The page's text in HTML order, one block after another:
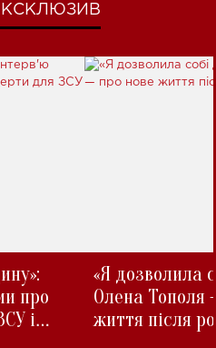
про
і
«Я дозволила
Олена Тополя
життя після